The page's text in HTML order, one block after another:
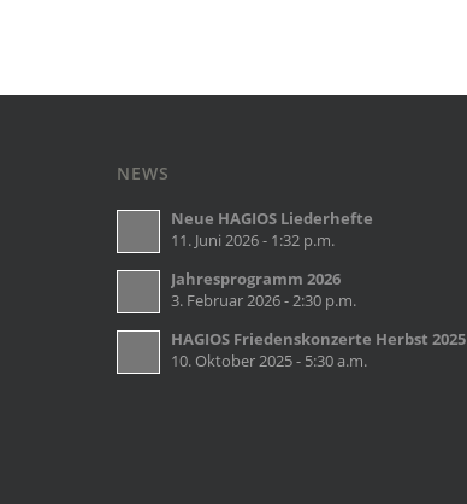
NEWS
Neue HAGIOS Liederhefte
11. Juni 2026 - 1:32 p.m.
Jahresprogramm 2026
3. Februar 2026 - 2:30 p.m.
HAGIOS Friedenskonzerte Herbst 2025
10. Oktober 2025 - 5:30 a.m.